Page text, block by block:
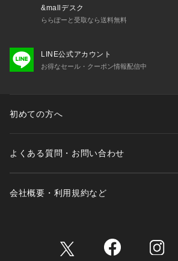
&mallデスク
ららぽーと受取なら送料無料
LINE公式アカウント
お得なセール・クーポン情報配信中
初めての方へ
よくある質問・お問い合わせ
会社概要・利用規約など